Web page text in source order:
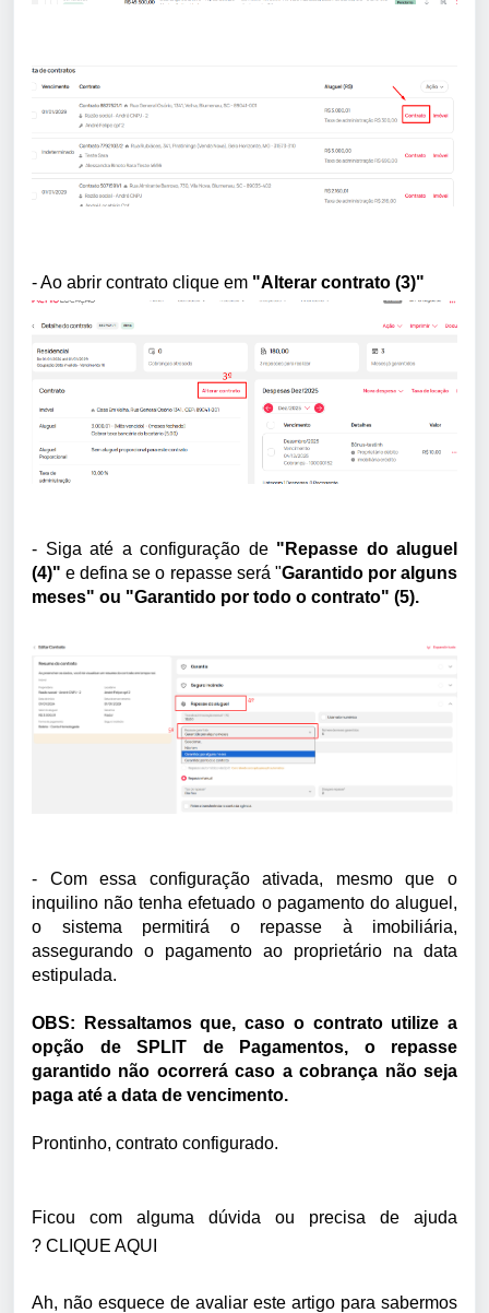
- Ao abrir contrato clique em "Alterar contrato (3)"
- Siga até a configuração de "Repasse do aluguel
(4)" e defina se o repasse será "Garantido por alguns
meses" ou "Garantido por todo o contrato" (5).
- Com essa configuração ativada, mesmo que o
inquilino não tenha efetuado o pagamento do aluguel,
o sistema permitirá o repasse à imobiliária,
assegurando o pagamento ao proprietário na data
estipulada.
OBS: Ressaltamos que, caso o contrato utilize a
opção de SPLIT de Pagamentos, o repasse
garantido não ocorrerá caso a cobrança não seja
paga até a data de vencimento.
Prontinho, contrato configurado.
Ficou com alguma dúvida ou precisa de ajuda
? CLIQUE AQUI
Ah, não esquece de avaliar este artigo para sabermos